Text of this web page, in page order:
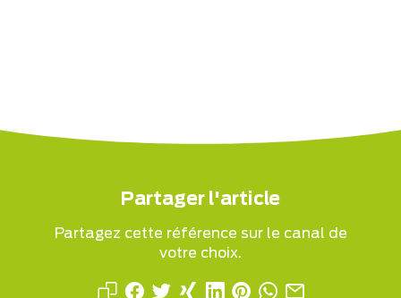
Partager l'article
Partagez cette référence sur le canal de
votre choix.